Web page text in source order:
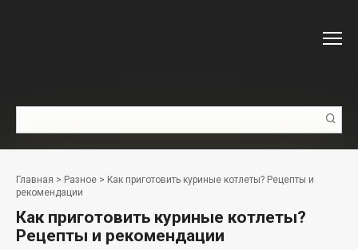
Главная > Разное > Как приготовить куриные котлеты? Рецепты и
рекомендации
Как приготовить куриные котлеты?
Рецепты и рекомендации